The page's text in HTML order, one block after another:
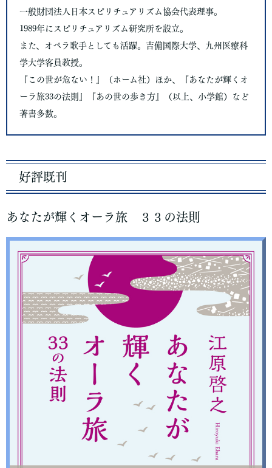
一般財団法人日本スピリチュアリズム協会代表理事。
1989年にスピリチュアリズム研究所を設立。
また、オペラ歌手としても活躍。吉備国際大学、九州医療科
学大学客員教授。
『この世が危ない！』（ホーム社）ほか、『あなたが輝くオ
ーラ旅33の法則』『あの世の歩き方』（以上、小学館）など
著書多数。
好評既刊
あなたが輝くオーラ旅 ３３の法則